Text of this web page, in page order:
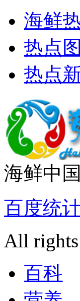
海鲜
热点
热点
海鲜中
百度统
All rights
百科